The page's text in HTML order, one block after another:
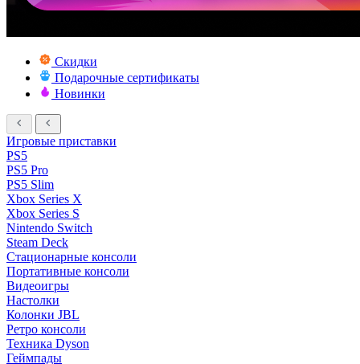
Скидки
Подарочные сертификаты
Новинки
Игровые приставки
PS5
PS5 Pro
PS5 Slim
Xbox Series X
Xbox Series S
Nintendo Switch
Steam Deck
Стационарные консоли
Портативные консоли
Видеоигры
Настолки
Колонки JBL
Ретро консоли
Техника Dyson
Геймпады